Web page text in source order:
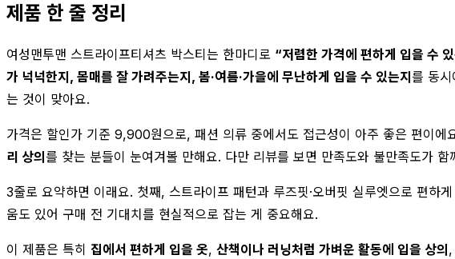
제품 한 줄 정리
여성맨투맨 스트라이프티셔츠 박스티는 한마디로 “저렴한 가격에 편하게 입을 수
가 넉넉한지, 몸매를 잘 가려주는지, 봄·여름·가을에 무난하게 입을 수 있는지를 동시
는 것이 맞아요.
가격은 할인가 기준 9,900원으로, 패션 의류 중에서도 접근성이 아주 좋은 편이
리 상의를 찾는 분들이 눈여겨볼 만해요. 다만 리뷰를 보면 만족도와 불만족도가
3줄로 요약하면 이래요. 첫째, 스트라이프 패턴과 루즈핏·오버핏 실루엣으로 편
움도 있어 구매 전 기대치를 현실적으로 잡는 게 중요해요.
이 제품은 특히 집에서 편하게 입을 옷, 산책이나 러닝처럼 가벼운 활동에 입을 상의,